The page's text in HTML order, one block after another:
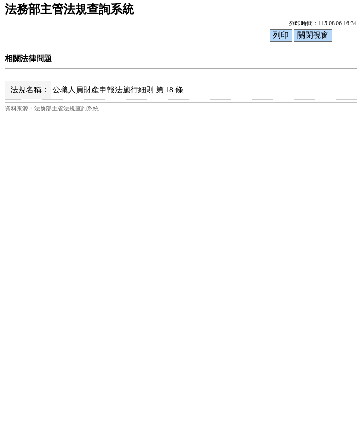
法務部主管法規查詢系統
列印時間：115.08.06 16:34
相關法律問題
法規名稱： 公職人員財產申報法施行細則 第 18 條
資料來源：法務部主管法規查詢系統